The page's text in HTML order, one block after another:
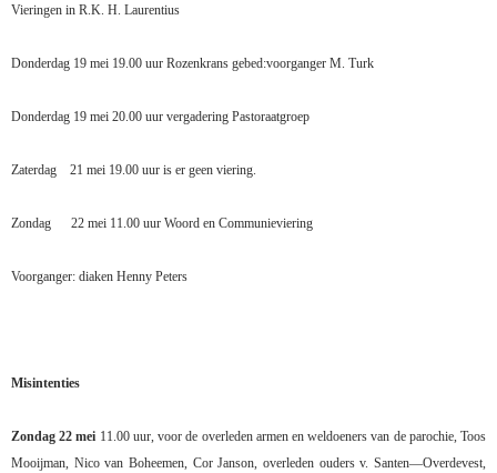
Vieringen in R.K. H. Laurentius
Donderdag 19 mei 19.00 uur Rozenkrans gebed:voorganger M. Turk
Donderdag 19 mei 20.00 uur vergadering Pastoraatgroep
Zaterdag 21 mei 19.00 uur is er geen viering.
Zondag 22 mei 11.00 uur Woord en Communieviering
Voorganger: diaken Henny Peters
Misintenties
Zondag 22 mei 11.00 uur, voor de overleden armen en weldoeners van de parochie, Toos
Mooijman, Nico van Boheemen, Cor Janson, overleden ouders v. Santen—Overdevest,